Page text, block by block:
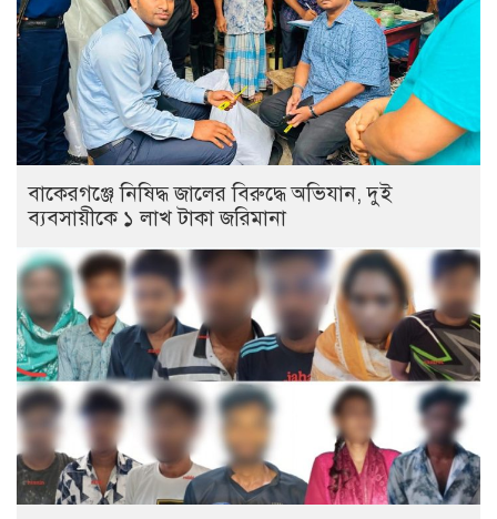
বাকেরগঞ্জে নিষিদ্ধ জালের বিরুদ্ধে অভিযান, দুই
ব্যবসায়ীকে ১ লাখ টাকা জরিমানা